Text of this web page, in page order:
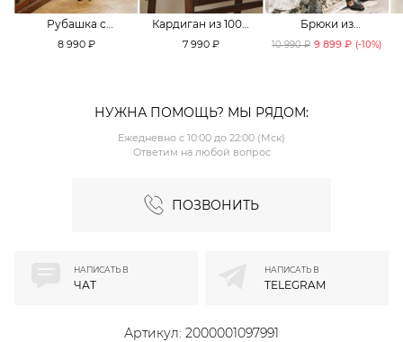
Рубашка с
принтом «клетка»
8 990 ₽
Кардиган из 100%
хлопка TOPTOP
7 990 ₽
Брюки из
смесового хлопка
10 990 ₽ 9 899 ₽ (-10%)
НУЖНА ПОМОЩЬ? МЫ РЯДОМ:
ПОЗВОНИТЬ
Ежедневно с 10:00 до 22:00 (Мск)
Ответим на любой вопрос
Артикул: 2000001097991
НАПИСАТЬ В
ЧАТ
НАПИСАТЬ В
TELEGRAM